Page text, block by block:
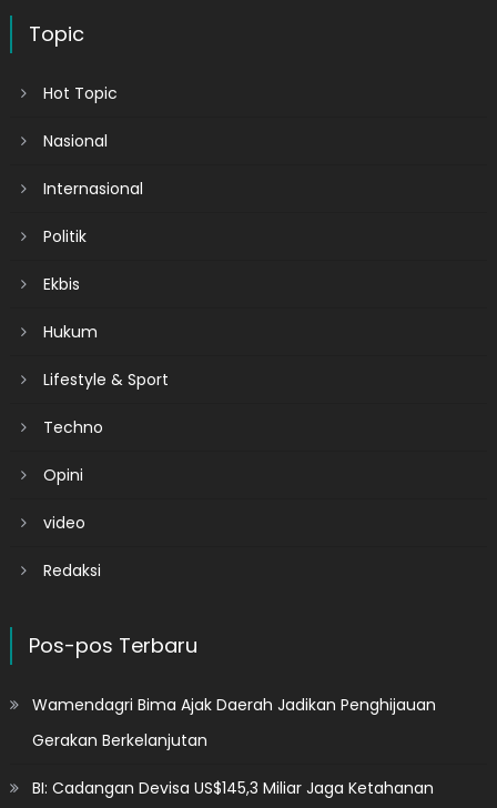
Topic
Hot Topic
Nasional
Internasional
Politik
Ekbis
Hukum
Lifestyle & Sport
Techno
Opini
video
Redaksi
Pos-pos Terbaru
Wamendagri Bima Ajak Daerah Jadikan Penghijauan
Gerakan Berkelanjutan
BI: Cadangan Devisa US$145,3 Miliar Jaga Ketahanan